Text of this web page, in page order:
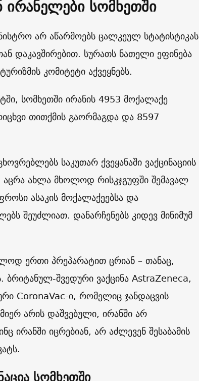
ირანელები სომხეთში
არ აწარმოებს ცალკეულ სტატისტიკას
დაკავშირებით. სურათს ნათელი ეფინება
კომიტეტი აქვეყნებს.
სომხეთში ირანის 4953 მოქალაქე
თითქმის გაორმაგდა და 8597
საკუთარ ქვეყანაში ვაქცინაციის
ახლა მხოლოდ რისკჯგუფში შემავალ
ასაკის მოქალაქეებსა და
შეუძლიათ. დანარჩენებს კიდევ მინიმუმ
ერთი პრეპარატით ცრიან – თანაც,
შვედური ვაქცინა AstraZeneca,
CoronaVac-ი, რომელიც ჯანდაცვის
არის დაშვებული, ირანში არ
ირანში იცრებიან, არ აძლევენ შესაბამის